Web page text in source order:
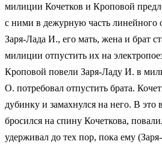
милиции Кочетков и Кроповой
с ними в дежурную часть линейного
Заря-Лада И., его мать, жена и брат
милиции отпустить их на
Кроповой повели Заря-Ладу И. в
О. потребовал отпустить брата.
дубинку и замахнулся на него. В это
бросился на спину Кочеткова,
удерживал до тех пор, пока ему